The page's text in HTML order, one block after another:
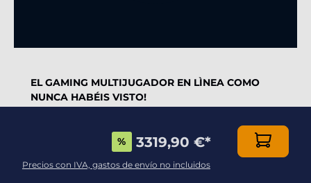
EL GAMING MULTIJUGADOR EN LÌNEA COMO
NUNCA HABÉIS VISTO!
configuración es imprescindible para los jugadores
más intransigentes
% 3319,90 €*
Precios con IVA, gastos de envío no incluidos